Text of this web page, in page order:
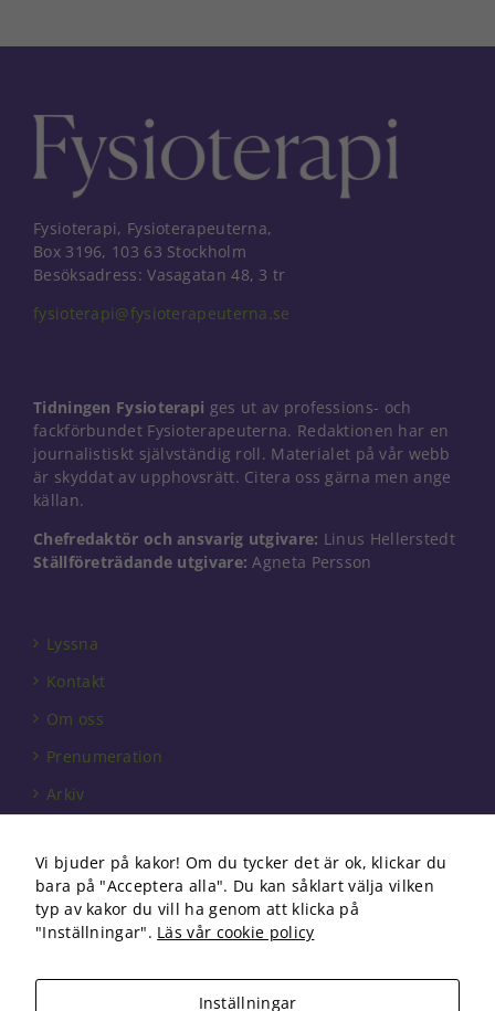
Fysioterapi, Fysioterapeuterna,
Box 3196, 103 63 Stockholm
Besöksadress: Vasagatan 48, 3 tr
fysioterapi@fysioterapeuterna.se
Tidningen Fysioterapi ges ut av professions- och
fackförbundet Fysioterapeuterna. Redaktionen har en
journalistiskt självständig roll. Materialet på vår webb
är skyddat av upphovsrätt. Citera oss gärna men ange
källan.
Chefredaktör och ansvarig utgivare: Linus Hellerstedt
Ställföreträdande utgivare: Agneta Persson
Lyssna
Kontakt
Om oss
Prenumeration
Arkiv
Förbundet
Om cookies
Vi bjuder på kakor! Om du tycker det är ok, klickar du
bara på "Acceptera alla". Du kan såklart välja vilken
typ av kakor du vill ha genom att klicka på
"Inställningar". Läs vår cookie policy
Inställningar
Nödvändiga
går inte att
behövs för
hemsidans
och
uppbyggnad,
baserat på
hur
hemsidan